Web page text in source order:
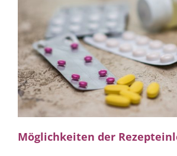
Möglichkeiten der